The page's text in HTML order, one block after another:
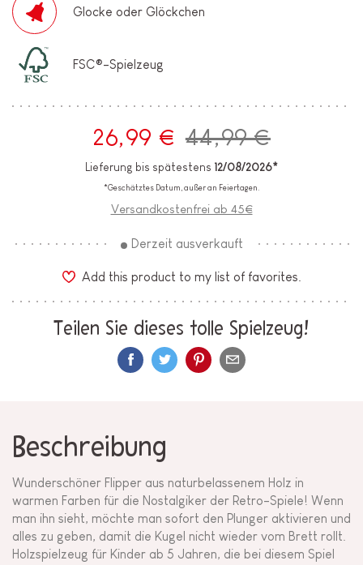
Glocke oder Glöckchen
FSC®-Spielzeug
26,99 € 44,99 €
Lieferung bis spätestens 12/08/2026*
*Geschätztes Datum, außer an Feiertagen.
Versandkostenfrei ab 45€
Derzeit ausverkauft
Add this product to my list of favorites.
Teilen Sie dieses tolle Spielzeug!
Beschreibung
Wunderschöner Flipper aus naturbelassenem Holz in
warmen Farben für die Nostalgiker der Retro-Spiele! Wenn
man ihn sieht, möchte man sofort den Plunger aktivieren und
alles zu geben, damit die Kugel nicht wieder vom Brett rollt.
Holzspielzeug für Kinder ab 5 Jahren, die bei diesem Spiel